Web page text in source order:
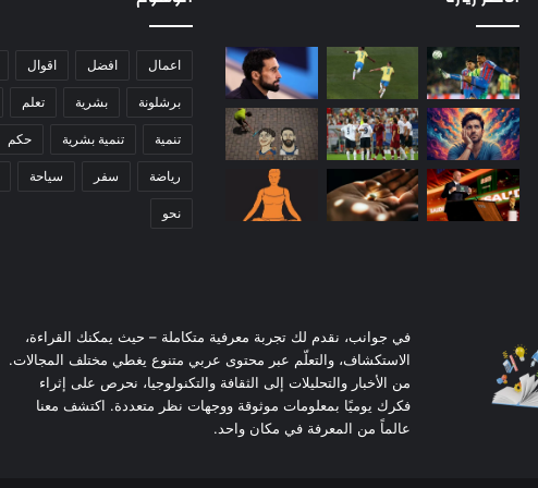
س
و
ل
و
ن
ي
ع
ا
ء
"
اعمال افضل اقوال
برشلونة بشرية تعلم
تنمية تنمية بشرية حكم
رياضة سفر سياحة
نحو
في جوانب، نقدم لك تجربة معرفية متكاملة – حيث يمكنك القراءة،
الاستكشاف، والتعلّم عبر محتوى عربي متنوع يغطي مختلف المجالات.
من الأخبار والتحليلات إلى الثقافة والتكنولوجيا، نحرص على إثراء
فكرك يوميًا بمعلومات موثوقة ووجهات نظر متعددة. اكتشف معنا
عالماً من المعرفة في مكان واحد.